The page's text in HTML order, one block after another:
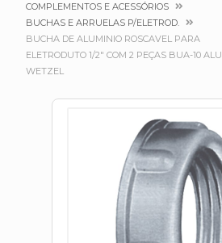
COMPLEMENTOS E ACESSÓRIOS
BUCHAS E ARRUELAS P/ELETROD.
BUCHA DE ALUMINIO ROSCAVEL PARA
ELETRODUTO 1/2" COM 2 PEÇAS BUA-10 ALU
WETZEL